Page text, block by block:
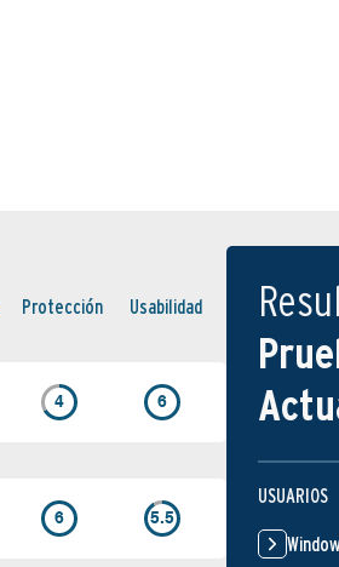
Protección Usabilidad
4 6
6 5.5
USUARIOS